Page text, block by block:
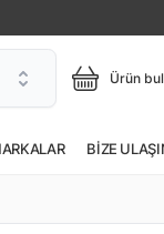
Ürün
BIZE